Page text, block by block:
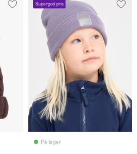
Supergod pris
På lager